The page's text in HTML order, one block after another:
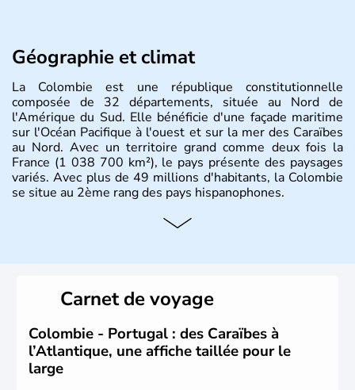
Géographie et climat
La Colombie est une république constitutionnelle
composée de 32 départements, située au Nord de
l'Amérique du Sud. Elle bénéficie d'une façade maritime
sur l'Océan Pacifique à l'ouest et sur la mer des Caraïbes
au Nord. Avec un territoire grand comme deux fois la
France (1 038 700 km²), le pays présente des paysages
variés. Avec plus de 49 millions d'habitants, la Colombie
se situe au 2ème rang des pays hispanophones.
Histoire et administration
en 1538, qui est toujours la capitale. C'est en 1810, que
le premier parlement s'établit à Bogotà, suivi en 1813
par la proclamation de l'indépendance. la Colombie est
une République depuis 1830.
Carnet de voyage
Colombie - Portugal : des Caraïbes à
l’Atlantique, une affiche taillée pour le
large